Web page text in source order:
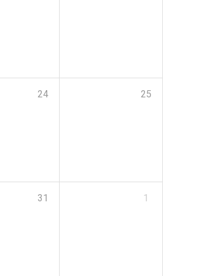
24 25
31 1